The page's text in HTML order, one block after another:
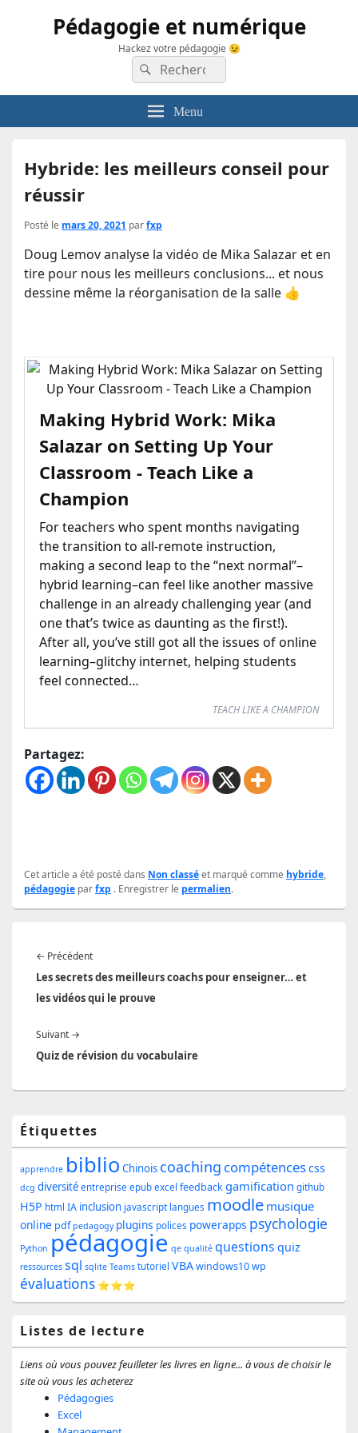
Pédagogie et numérique
Hackez votre pédagogie 😉
Recherche :
Rechercher
Menu
Hybride: les meilleurs conseil pour
réussir
Posté le mars 20, 2021 parfxp
Doug Lemov analyse la vidéo de Mika Salazar et en
tire pour nous les meilleurs conclusions... et nous
dessine même la réorganisation de la salle 👍
Making Hybrid Work: Mika
Salazar on Setting Up Your
Classroom - Teach Like a
Champion
For teachers who spent months navigating
the transition to all-remote instruction,
making a second leap to the “next normal”–
hybrid learning–can feel like another massive
challenge in an already challenging year (and
one that’s twice as daunting as the first!).
After all, you’ve still got all the issues of online
learning–glitchy internet, helping students
feel connected…
TEACH LIKE A CHAMPION
Partagez:
Cet article a été posté dans Non classéet marqué comme hybride,
pédagogie parfxp . Enregistrer le permalien.
de
l’article
← PrécédentArticle
précédent :
Les secrets des meilleurs coachs pour enseigner… et
les vidéos qui le prouve
Suivant →
suivant :
Quiz de révision du vocabulaire
Zone
principale
de
widget
pour
la
barre
latérale
Étiquettes
apprendre biblio Chinois coaching compétencescss
dcg diversité entreprise epub excel feedbackgamification github
H5P html IA inclusion javascript langues moodle musique
online pdf pedagogy plugins polices powerapps psychologie
Python pédagogie qe qualité questions quiz
ressources sql sqlite Teams tutoriel VBAwindows10wp
évaluations ⭐⭐⭐
Listes de lecture
Liens où vous pouvez feuilleter les livres en ligne... à vous de choisir le
site où vous les acheterez
Pédagogies
Excel